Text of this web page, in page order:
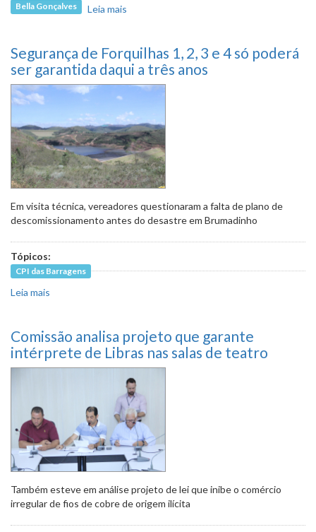
Bella Gonçalves
Leia mais
Segurança de Forquilhas 1, 2, 3 e 4 só poderá
ser garantida daqui a três anos
Em visita técnica, vereadores questionaram a falta de plano de
descomissionamento antes do desastre em Brumadinho
Tópicos:
CPI das Barragens
Leia mais
Comissão analisa projeto que garante
intérprete de Libras nas salas de teatro
Também esteve em análise projeto de lei que inibe o comércio
irregular de fios de cobre de origem ilícita